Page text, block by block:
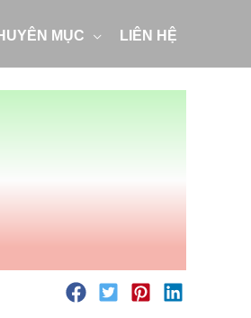
MỤC LIÊN HỆ